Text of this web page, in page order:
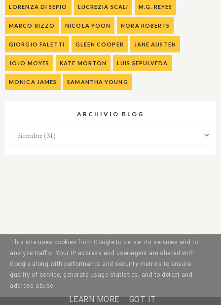
LORENZA DI SEPIO LUCREZIA SCALI M.G. REYES
MARCO RIZZO NICOLA YOON NORA ROBERTS
GIORGIO FALETTI GLEEN COOPER JANE AUSTEN
JOJO MOYES KATE MORTON LUIS SEPULVEDA
MONICA JAMES SAMANTHA YOUNG
ARCHIVIO BLOG
This site uses cookies from Google to deliver its services and to
analyze traffic. Your IP address and user-agent are shared with
Google along with performance and security metrics to ensure
quality of service, generate usage statistics, and to detect and
address abuse.
LEARN MORE GOT IT